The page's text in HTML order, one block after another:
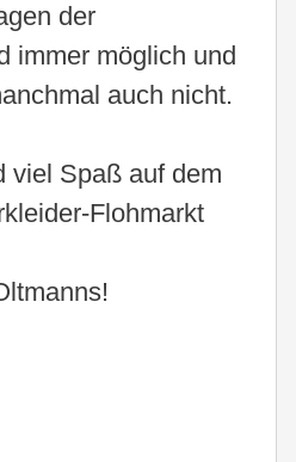
der
immer möglich und
auch nicht.
viel Spaß auf dem
Flohmarkt